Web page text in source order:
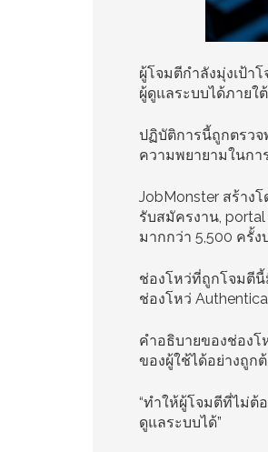
ผู้โจมตีกำลังมุ่งเป้า
ผู้ดูแลระบบได้ภายใ
ปฏิบัติการนี้ถูกตรวจ
ความพยายามในกา
JobMonster สร้าง
รับสมัครงาน,
มากกว่า 5,500 ครั้ง
ช่องโหว่ที่ถูกโจมตีนี้
ช่องโหว่
คำอธิบายของช่องโ
ของผู้ใช้ได้อย่างถูก
“ทำให้ผู้โจมตีที่ไม่ต้
ดูแลระบบได้”